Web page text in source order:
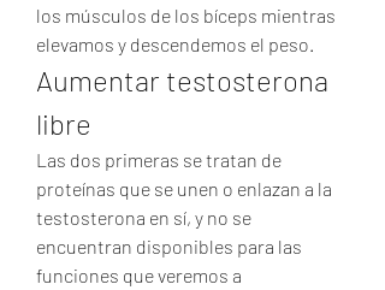
los músculos de los bíceps mientras
elevamos y descendemos el peso.
Aumentar testosterona
libre
Las dos primeras se tratan de
proteínas que se unen o enlazan a la
testosterona en sí, y no se
encuentran disponibles para las
funciones que veremos a